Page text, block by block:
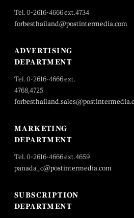
Tel. 0-2616-4666 ext.4734
forbesthailand@postintermedia.com
ADVERTISING
DEPARTMENT
Tel. 0-2616-4666 ext.
4768,4725
MARKETING
DEPARTMENT
Tel. 0-2616-4666 ext.4659
panada_c@postintermedia.com
SUBSCRIPTION
DEPARTMENT